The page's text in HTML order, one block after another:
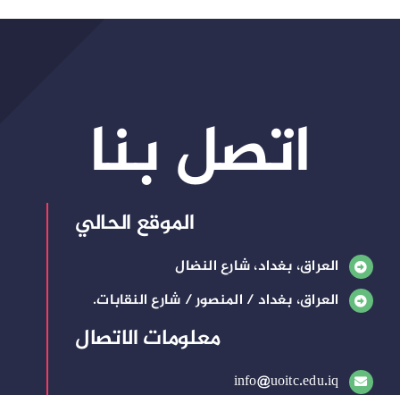
اتصل بنا
الموقع الحالي
العراق، بغداد، شارع النضال
العراق، بغداد / المنصور / شارع النقابات.
معلومات الاتصال
info@uoitc.edu.iq